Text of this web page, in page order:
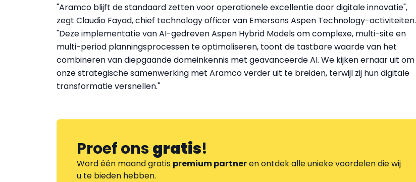
"Aramco blijft de standaard zetten voor operationele excellentie door digitale innovatie",
zegt Claudio Fayad, chief technology officer van Emersons Aspen Technology-activiteiten.
"Deze implementatie van AI-gedreven Aspen Hybrid Models om complexe, multi-site en
multi-period planningsprocessen te optimaliseren, toont de tastbare waarde van het
combineren van diepgaande domeinkennis met geavanceerde AI. We kijken ernaar uit om
onze strategische samenwerking met Aramco verder uit te breiden, terwijl zij hun digitale
transformatie versnellen."
Proef onsgratis!
Word één maand gratis premium partneren ontdek alle unieke voordelen die wij
u te bieden hebben.